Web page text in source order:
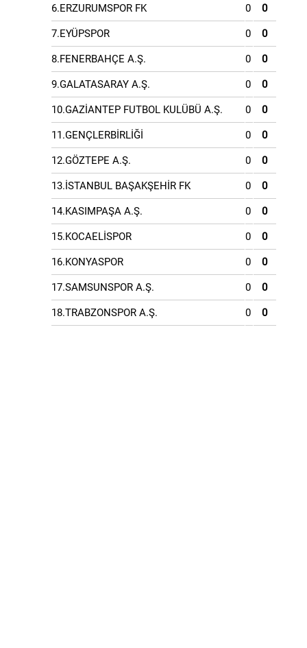
6.ERZURUMSPOR FK 0 0
7.EYÜPSPOR 0 0
8.FENERBAHÇE A.Ş. 0 0
9.GALATASARAY A.Ş. 0 0
10.GAZİANTEP FUTBOL KULÜBÜ A.Ş. 0 0
11.GENÇLERBİRLİĞİ 0 0
12.GÖZTEPE A.Ş. 0 0
13.İSTANBUL BAŞAKŞEHİR FK 0 0
14.KASIMPAŞA A.Ş. 0 0
15.KOCAELİSPOR 0 0
16.KONYASPOR 0 0
17.SAMSUNSPOR A.Ş. 0 0
18.TRABZONSPOR A.Ş. 0 0